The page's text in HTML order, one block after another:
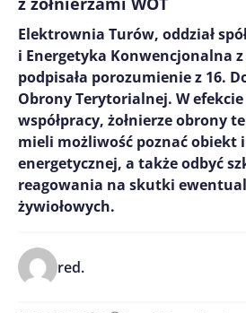
Elektrownia Turów, oddział
i Energetyka Konwencjonalna z
podpisała porozumienie z 16.
Obrony Terytorialnej. W
współpracy, żołnierze obrony
mieli możliwość poznać
energetycznej, a także odbyć
reagowania na skutki
żywiołowych.
red.